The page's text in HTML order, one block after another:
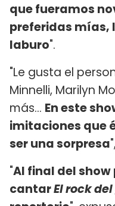
que fueramos
preferidas mías,
laburo".
"Le gusta el
Minnelli, Marilyn
más... En este
imitaciones que
ser una sorpresa
"Al final del show
cantarEl rock